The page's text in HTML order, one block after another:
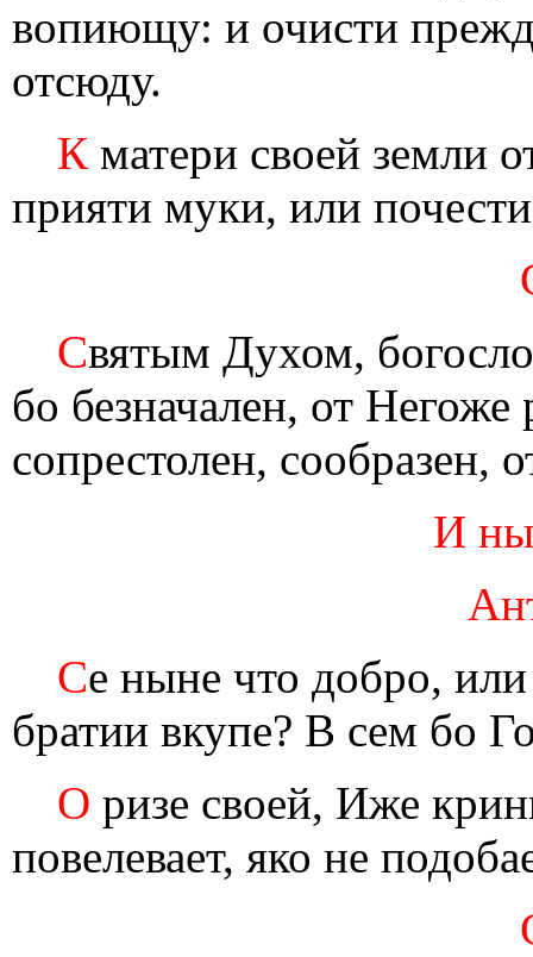
вопиющу: и очисти
отсюду.
Кматери своей земли
прияти муки, или
Святым Духом,
бо безначален, от
сопрестолен, сообразен,
И
Се ныне что добро,
братии вкупе? В сем бо
О ризе своей, Иже
повелевает, яко не